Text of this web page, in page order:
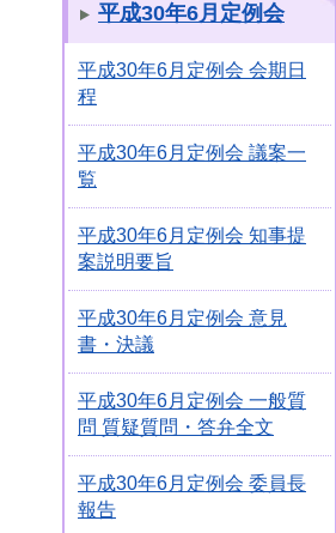
平成30年6月定例会
平成30年6月定例会 会期日
程
平成30年6月定例会 議案一
覧
平成30年6月定例会 知事提
案説明要旨
平成30年6月定例会 意見
書・決議
平成30年6月定例会 一般質
問 質疑質問・答弁全文
平成30年6月定例会 委員長
報告